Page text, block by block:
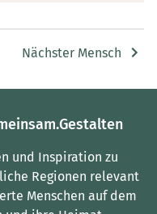
Nächster Mensch
und Inspiration zu
Regionen relevant
Menschen auf dem